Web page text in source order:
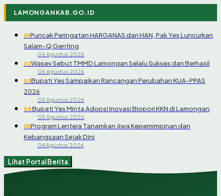
LAMONGANKAB.GO.ID
01Puncak Peringatan HARGANAS dan HAN, Pak Yes Luncurkan
Salam-Q Genting
06 Agustus 2026
02Wasev Sebut TMMD Lamongan Selalu Sukses dan Berhasil
06 Agustus 2026
03Bupati Yes Sampaikan Rancangan Perubahan KUA-PPAS
2026
05 Agustus 2026
04Bupati Yes Minta Adopsi Inovasi Biopori KKN di Lamongan
05 Agustus 2026
05Program Lentera Tanamkan Jiwa Kepemimpinan dan
Kebangsaan Sejak Dini
04 Agustus 2026
Lihat Portal Berita